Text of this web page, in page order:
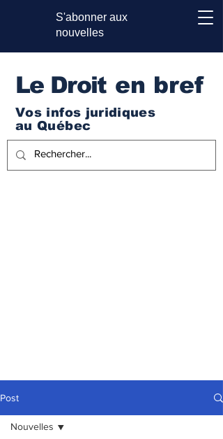
S'abonner aux
nouvelles
Le Droit en bref
Vos infos juridiques
au Québec
Post
Nouvelles